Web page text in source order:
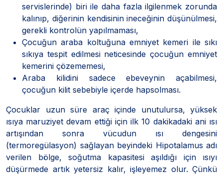
servislerinde) biri ile daha fazla ilgilenmek zorunda
kalınıp, diğerinin kendisinin ineceğinin düşünülmesi,
gerekli kontrolün yapılmaması,
Çocuğun araba koltuğuna emniyet kemeri ile sıkı
sıkıya tespit edilmesi neticesinde çocuğun emniyet
kemerini çözememesi,
Araba kilidini sadece ebeveynin açabilmesi,
çocuğun kilit sebebiyle içerde hapsolması.
Çocuklar uzun süre araç içinde unutulursa, yüksek
ısıya maruziyet devam ettiği için ilk 10 dakikadaki ani ısı
artışından sonra vücudun ısı dengesini
(termoregülasyon) sağlayan beyindeki Hipotalamus adı
verilen bölge, soğutma kapasitesi aşıldığı için ısıyı
düşürmede artık yetersiz kalır, işleyemez olur. Çünkü